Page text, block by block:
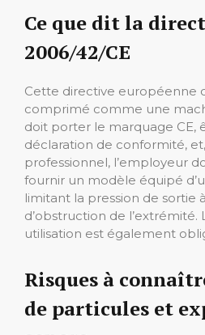
Ce que dit la
2006/42/CE
Cette directive européenne
comprimé comme une
doit porter le marquage CE,
déclaration de conformité,
professionnel, l’employeur
fournir un modèle équipé
limitant la pression de sortie
d’obstruction de l’extrémité.
utilisation est également
Risques à
de particules et